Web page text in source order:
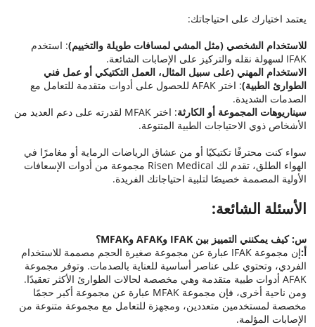
يعتمد اختيارك على احتياجاتك:
للاستخدام الشخصي (مثل المشي لمسافات طويلة والتخييم): استخدم
IFAK لسهولة نقله والتركيز على الإصابات الشائعة.
الاستخدام المهني (على سبيل المثال، العمل التكتيكي أو عمل فني
الطوارئ الطبية)
: اختر AFAK للحصول على أدوات متقدمة للتعامل مع
الصدمات الشديدة.
سيناريوهات المجموعة أو الكارثة
: اختر MFAK لقدرته على دعم العديد من
الأشخاص ذوي الاحتياجات الطبية المتنوعة.
سواء كنت محترفًا تكتيكيًا أو من عشاق الرياضات الرماية أو مغامرًا في
الهواء الطلق، تقدم لك Risen Medical مجموعة من أدوات الإسعافات
الأولية المصممة خصيصًا لتلبية احتياجاتك الفريدة.
الأسئلة الشائعة:
س: كيف يمكنني التمييز بين IFAK وAFAK وMFAK؟
أ:
إن مجموعة IFAK عبارة عن مجموعة صغيرة الحجم مصممة للاستخدام
الفردي، وتحتوي على عناصر أساسية للعناية بالصدمات. وتوفر مجموعة
AFAK أدوات طبية متقدمة وهي مخصصة لحالات الطوارئ الأكثر تعقيدًا.
ومن ناحية أخرى، فإن مجموعة MFAK عبارة عن مجموعة أكبر حجمًا
مخصصة لمستخدمين متعددين، ومجهزة للتعامل مع مجموعة متنوعة من
الإصابات المؤلمة.